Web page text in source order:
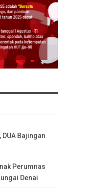
Bajingan
Perumnas
Denai